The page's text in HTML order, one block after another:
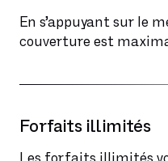
En s’appuyant sur le
couverture est
Forfaits illimités
Les forfaits illimités